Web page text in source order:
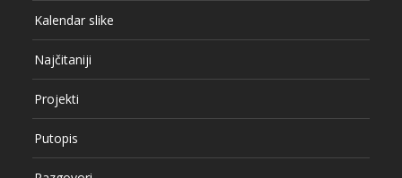
Kalendar slike
Najčitaniji
Projekti
Putopis